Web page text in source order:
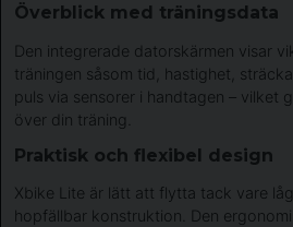
Överblick med träningsdata
Den integrerade datorskärmen visar
träningen såsom tid, hastighet,
puls via sensorer i handtagen – vilket
över din träning.
Praktisk och flexibel design
Xbike Lite är lätt att flytta tack vare
hopfällbar konstruktion. Den